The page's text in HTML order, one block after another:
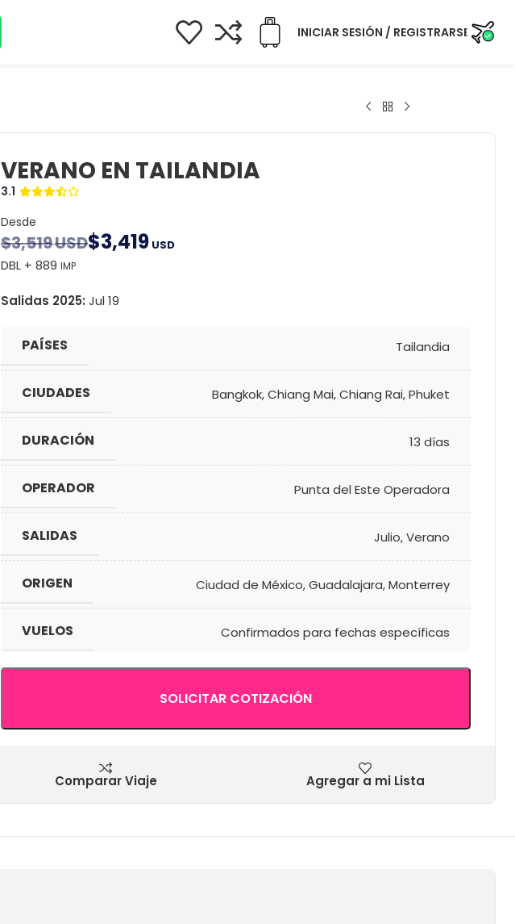
INICIAR SESIÓN / REGISTRARSE
VERANO EN TAILANDIA
3.1
Desde
$3,519USD$3,419 USD
DBL + 889 IMP
Salidas 2025: Jul 19
PAÍSES Tailandia
CIUDADES Bangkok,Chiang Mai,Chiang Rai,Phuket
DURACIÓN 13 días
OPERADOR Punta del Este Operadora
SALIDAS Julio,Verano
ORIGEN Ciudad de México,Guadalajara,Monterrey
VUELOS Confirmados para fechas específicas
SOLICITAR COTIZACIÓN
Comparar Viaje Agregar a mi Lista